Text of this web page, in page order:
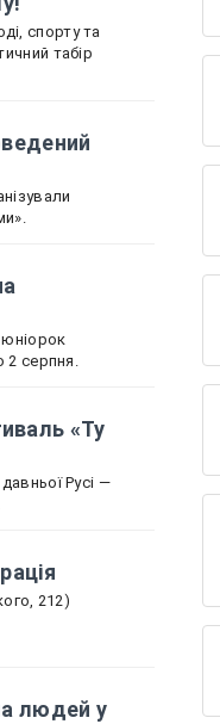
спорту та
табір
юніорок
2 серпня.
«Ту
Русі —
212)
людей у